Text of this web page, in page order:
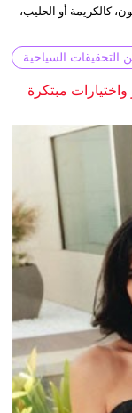
كالكريمة أو الحليب،
التحقيقات السياحية
مبتكرة